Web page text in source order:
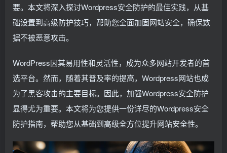
要。本文将深入探讨Wordpress安全防护的最佳实践，从基
础设置到高级防护技巧，帮助您全面加固网站安全，确保数
据不被恶意攻击。
WordPress因其易用性和灵活性，成为众多网站开发者的首
选平台。然而，随着其普及率的提高，Wordpress网站也成
为了黑客攻击的主要目标。因此，加强Wordpress安全防护
显得尤为重要。本文将为您提供一份详尽的Wordpress安全
防护指南，帮助您从基础到高级全方位提升网站安全性。